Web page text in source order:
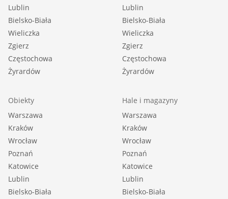
Lublin
Bielsko-Biała
Wieliczka
Zgierz
Częstochowa
Żyrardów
Lublin
Bielsko-Biała
Wieliczka
Zgierz
Częstochowa
Żyrardów
Obiekty
Warszawa
Kraków
Wrocław
Poznań
Katowice
Lublin
Bielsko-Biała
Hale i magazyny
Warszawa
Kraków
Wrocław
Poznań
Katowice
Lublin
Bielsko-Biała